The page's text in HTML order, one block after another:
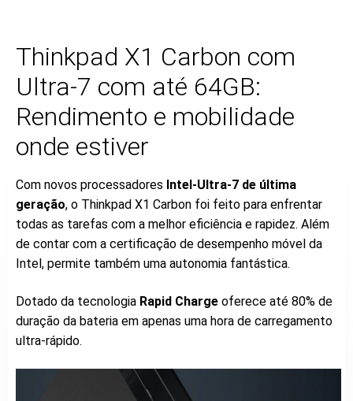
Thinkpad X1 Carbon com
Ultra-7 com até 64GB:
Rendimento e mobilidade
onde estiver
Com novos processadores Intel-Ultra-7 de última
geração, o Thinkpad X1 Carbon foi feito para enfrentar
todas as tarefas com a melhor eficiência e rapidez. Além
de contar com a certificação de desempenho móvel da
Intel, permite também uma autonomia fantástica.
Dotado da tecnologia Rapid Charge oferece até 80% de
duração da bateria em apenas uma hora de carregamento
ultra-rápido.